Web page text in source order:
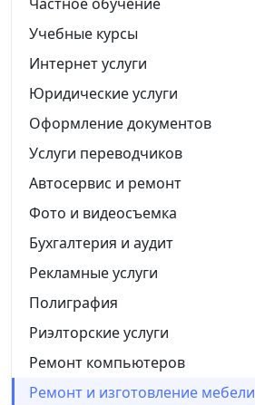
Учебные курсы
Интернет услуги
Юридические услуги
Оформление документов
Услуги переводчиков
Автосервис и ремонт
Фото и видеосъемка
Бухгалтерия и аудит
Рекламные услуги
Полиграфия
Риэлторские услуги
Ремонт компьютеров
Ремонт и изготовление мебели